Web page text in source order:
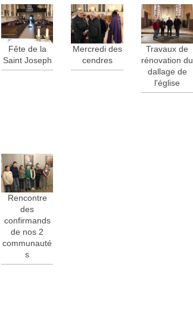
Fête de la
Saint Joseph
Mercredi des
cendres
Travaux de
rénovation du
dallage de
l'église
Rencontre
des
confirmands
de nos 2
communauté
s